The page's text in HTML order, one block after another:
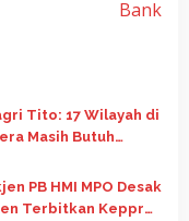
Bank
Tito: 17 Wilayah di
Masih Butuh
PB HMI MPO Desak
Terbitkan Keppres